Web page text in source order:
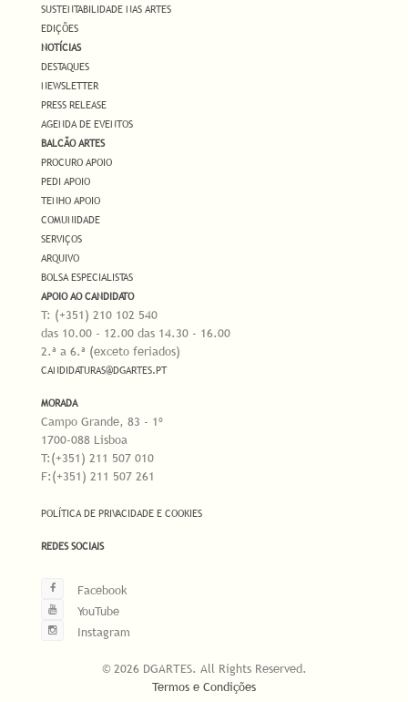
SUSTENTABILIDADE NAS ARTES
EDIÇÕES
NOTÍCIAS
DESTAQUES
NEWSLETTER
PRESS RELEASE
AGENDA DE EVENTOS
BALCÃO ARTES
PROCURO APOIO
PEDI APOIO
TENHO APOIO
COMUNIDADE
SERVIÇOS
ARQUIVO
BOLSA ESPECIALISTAS
APOIO AO CANDIDATO
T: (+351) 210 102 540
das 10.00 - 12.00 das 14.30 - 16.00
2.ª a 6.ª (exceto feriados)
CANDIDATURAS@DGARTES.PT
MORADA
Campo Grande, 83 - 1º
1700-088 Lisboa
T:(+351) 211 507 010
F:(+351) 211 507 261
POLÍTICA DE PRIVACIDADE E COOKIES
REDES SOCIAIS
Facebook
YouTube
Instagram
© 2026 DGARTES. All Rights Reserved.
Termos e Condições